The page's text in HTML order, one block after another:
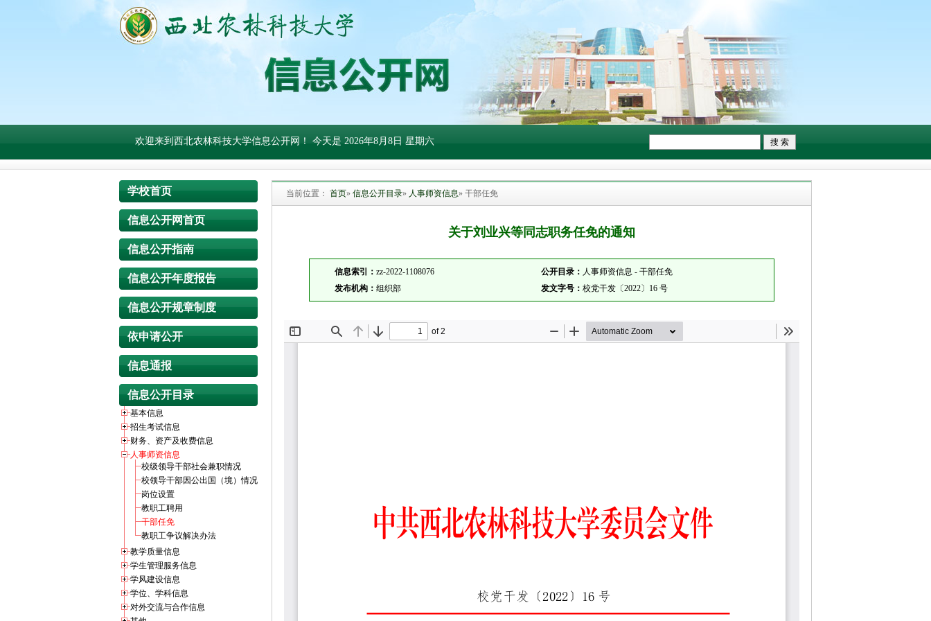
欢迎来到西北农林科技大学信息公开网！ 今天是 2026年8月8日 星期六
学校首页
信息公开网首页
信息公开指南
信息公开年度报告
信息公开规章制度
依申请公开
信息通报
信息公开目录
基本信息
招生考试信息
财务、资产及收费信息
人事师资信息
校级领导干部社会兼职情况
校领导干部因公出国（境）情况
岗位设置
教职工聘用
干部任免
教职工争议解决办法
教学质量信息
学生管理服务信息
学风建设信息
学位、学科信息
对外交流与合作信息
当前位置： 首页» 信息公开目录» 人事师资信息» 干部任免
关于刘业兴等同志职务任免的通知
信息索引： zz-2022-1108076 公开目录： 人事师资信息 - 干部任免
发布机构： 组织部 发文字号： 校党干发〔2022〕16 号